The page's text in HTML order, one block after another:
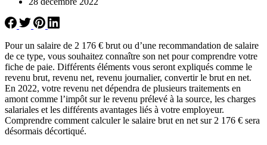
Pour un salaire de 2 176 € brut ou d’une recommandation de salaire
de ce type, vous souhaitez connaître son net pour comprendre votre
fiche de paie. Différents éléments vous seront expliqués comme le
revenu brut, revenu net, revenu journalier, convertir le brut en net.
En 2022, votre revenu net dépendra de plusieurs traitements en
amont comme l’impôt sur le revenu prélevé à la source, les charges
salariales et les différents avantages liés à votre employeur.
Comprendre comment calculer le salaire brut en net sur 2 176 € sera
désormais décortiqué.